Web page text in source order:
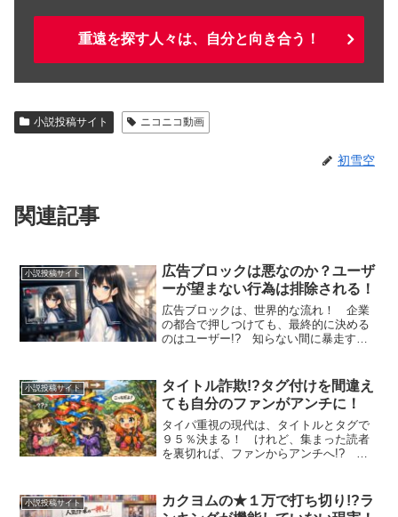
重遠を探す人々は、自分と向き合う！
小説投稿サイト ニコニコ動画
初雪空
関連記事
小説投稿サイト
広告ブロックは悪なのか？ユーザ
ーが望まない行為は排除される！
広告ブロックは、世界的な流れ！ 企業
の都合で押しつけても、最終的に決める
のはユーザー!? 知らない間に暴走する
小説投稿サイト
タイトル詐欺!?タグ付けを間違え
ても自分のファンがアンチに！
タイパ重視の現代は、タイトルとタグで
９５％決まる！ けれど、集まった読者
を裏切れば、ファンからアンチへ!? 炎
小説投稿サイト
カクヨムの★１万で打ち切り!?ラ